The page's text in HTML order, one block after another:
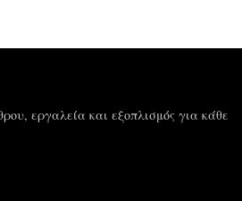
εργαλεία και εξοπλισμός για κάθε